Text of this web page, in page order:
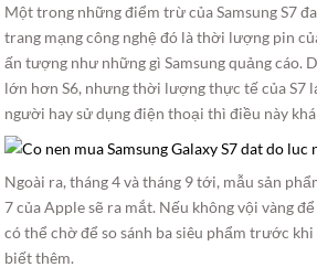
Một trong những điểm trừ của Samsung S7
trang mạng công nghệ đó là thời lượng pin
ấn tượng như những gì Samsung quảng cáo.
lớn hơn S6, nhưng thời lượng thực tế của S7
người hay sử dụng điện thoại thì điều này
Ngoài ra, tháng 4 và tháng 9 tới, mẫu sản
7 của Apple sẽ ra mắt. Nếu không vội vàng
có thể chờ để so sánh ba siêu phẩm trước
biết thêm.